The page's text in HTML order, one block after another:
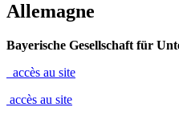
Allemagne
Bayerische Gesellschaft für
accès au site
accès au site